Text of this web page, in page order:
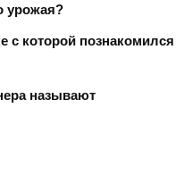
урожая?
с которой познакомился
называют